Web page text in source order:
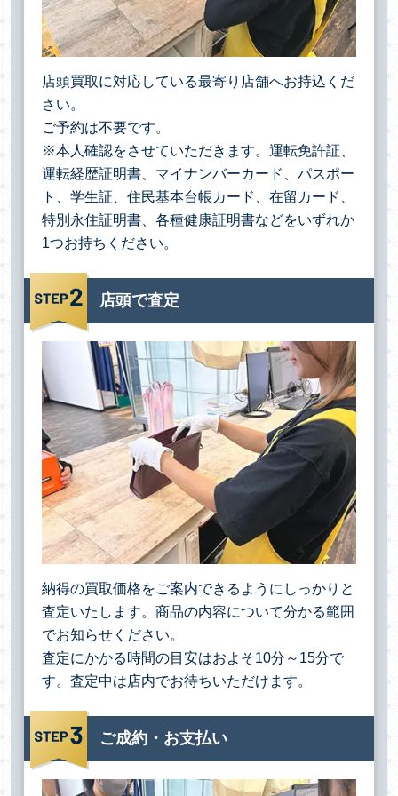
店頭買取に対応している最寄り店舗へお持込くだ
さい。
ご予約は不要です。
※本人確認をさせていただきます。運転免許証、
運転経歴証明書、マイナンバーカード、パスポー
ト、学生証、住民基本台帳カード、在留カード、
特別永住証明書、各種健康証明書などをいずれか
1つお持ちください。
店頭で査定
納得の買取価格をご案内できるようにしっかりと
査定いたします。商品の内容について分かる範囲
でお知らせください。
査定にかかる時間の目安はおよそ10分～15分で
す。査定中は店内でお待ちいただけます。
ご成約・お支払い